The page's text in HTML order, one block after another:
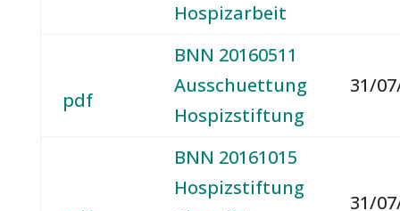
Hospizarbeit
pdf
BNN 20160511
Ausschuettung
Hospizstiftung
31/
BNN 20161015
Hospizstiftung
31/